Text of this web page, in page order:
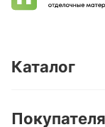
Каталог
Кварц-винил и LVT-